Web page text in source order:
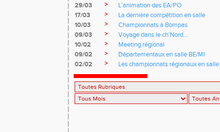
29/03
>
L’animation des EA/PO
17/03
>
La dernière compétition en salle
10/03
>
Championnats à Bompas
09/03
>
Voyage dans le ch’Nord…
10/02
>
Meeting régional
09/02
>
Départementaux en salle BE/MI
02/02
> Les championnats régionaux en salle